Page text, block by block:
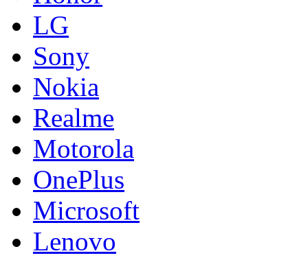
LG
Sony
Nokia
Realme
Motorola
OnePlus
Microsoft
Lenovo